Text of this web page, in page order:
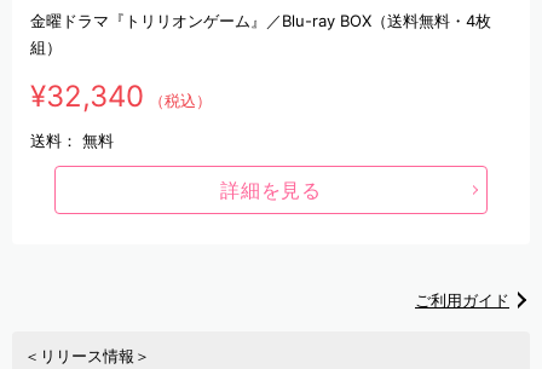
金曜ドラマ『トリリオンゲーム』／Blu-ray BOX（送料無料・4枚
組）
¥32,340 （税込）
送料： 無料
詳細を見る
ご利用ガイド
＜リリース情報＞